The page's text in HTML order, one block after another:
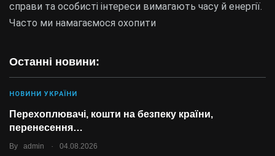
справи та особисті інтереси вимагають часу й енергії.
Часто ми намагаємося охопити
Останні новини:
НОВИНИ УКРАЇНИ
Перехоплювачі, кошти на безпеку країни,
перенесення…
By admin . 04.08.2026